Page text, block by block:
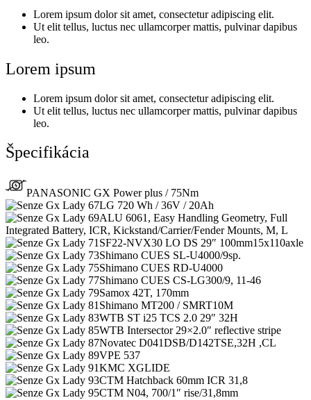
Lorem ipsum dolor sit amet, consectetur adipiscing elit.
Ut elit tellus, luctus nec ullamcorper mattis, pulvinar dapibus
leo.
Lorem ipsum
Lorem ipsum dolor sit amet, consectetur adipiscing elit.
Ut elit tellus, luctus nec ullamcorper mattis, pulvinar dapibus
leo.
Špecifikácia
PANASONIC GX Power plus / 75Nm
LG 720 Wh / 36V / 20Ah
ALU 6061, Easy Handling Geometry, Full
Integrated Battery, ICR, Kickstand/Carrier/Fender Mounts, M, L
SF22-NVX30 LO DS 29″ 100mm15x110axle
Shimano CUES SL-U4000/9sp.
Shimano CUES RD-U4000
Shimano CUES CS-LG300/9, 11-46
Samox 42T, 170mm
Shimano MT200 / SMRT10M
WTB ST i25 TCS 2.0 29″ 32H
WTB Intersector 29×2.0″ reflective stripe
Novatec D041DSB/D142TSE,32H ,CL
VPE 537
KMC XGLIDE
CTM Hatchback 60mm ICR 31,8
CTM N04, 700/1″ rise/31,8mm